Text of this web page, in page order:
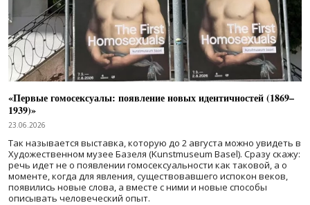
«Первые гомосексуалы: появление новых идентичностей (1869–
1939)»
23.06.2026
Так называется выставка, которую до 2 августа можно увидеть в
Художественном музее Базеля (Kunstmuseum Basel). Сразу скажу:
речь идет не о появлении гомосексуальности как таковой, а о
моменте, когда для явления, существовавшего испокон веков,
появились новые слова, а вместе с ними и новые способы
описывать человеческий опыт.